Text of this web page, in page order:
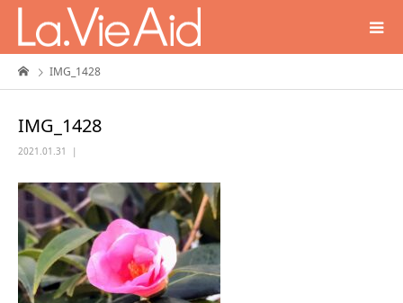
IMG_1428
IMG_1428
2021.01.31